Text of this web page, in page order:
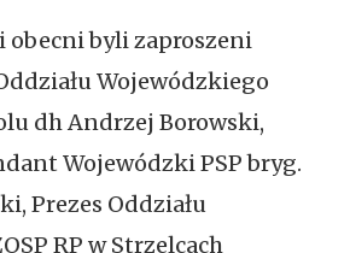
obecni byli zaproszeni
Wojewódzkiego
dh Andrzej Borowski,
Wojewódzki PSP bryg.
Prezes Oddziału
RP w Strzelcach